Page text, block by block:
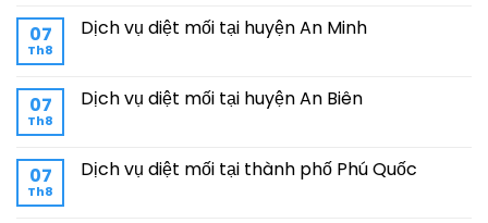
07
Th8
Dịch vụ diệt mối tại huyện An Minh
07
Th8
Dịch vụ diệt mối tại huyện An Biên
07
Th8
Dịch vụ diệt mối tại thành phố Phú Quốc